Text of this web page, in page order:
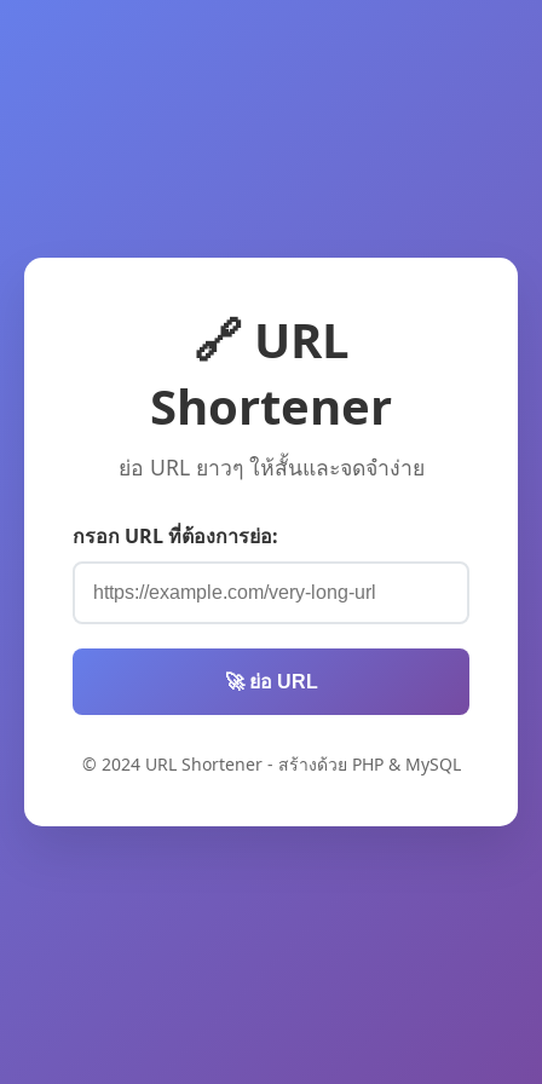
🔗 URL
Shortener
ย่อ URL ยาวๆ ให้สั้นและจดจำง่าย
กรอก URL ที่ต้องการย่อ:
🚀 ย่อ URL
© 2024 URL Shortener - สร้างด้วย PHP & MySQL